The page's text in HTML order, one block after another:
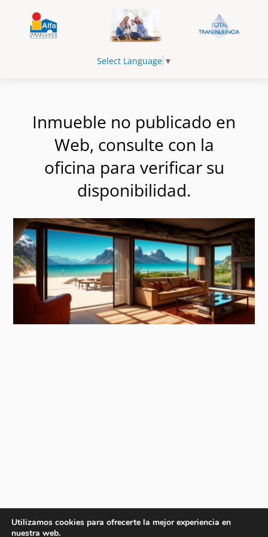
Select Language ▼
Inmueble no publicado en
Web, consulte con la
oficina para verificar su
disponibilidad.
Utilizamos cookies para ofrecerte la mejor experiencia en
nuestra web.